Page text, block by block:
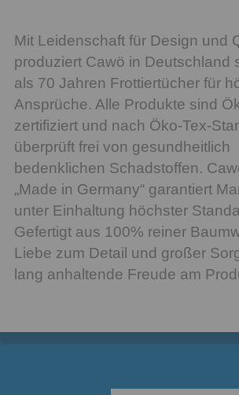
Mit Leidenschaft für Design und
produziert Cawö in Deutschland
als 70 Jahren Frottiertücher für
Ansprüche. Alle Produkte sind
zertifiziert und nach Öko-Tex-
überprüft frei von gesundheitlich
bedenklichen Schadstoffen.
„Made in Germany“ garantiert
unter Einhaltung höchster
Gefertigt aus 100% reiner
Liebe zum Detail und großer
lang anhaltende Freude am